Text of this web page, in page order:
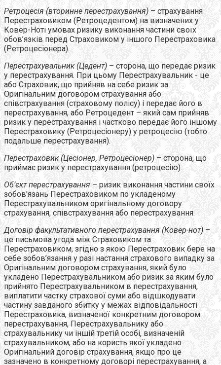
Ретроцесія (вторинне перестрахування) – страхування
Перестраховиком (Ретроцедентом) на визначених у
Ковер-Ноті умовах ризику виконання частини своїх
обов’язків перед Страховиком у іншого Перестраховика
(Ретроцесіонера).
Перестрахувальник (Цедент) – сторона, що передає ризик
у перестрахування. При цьому Перестрахувальник - це
або Страховик, що прийняв на себе ризик за
Оригінальним договором страхування або
співстрахування (страховому полісу) і передає його в
перестрахування, або Ретроцедент – який сам прийняв
ризик у перестрахування і частково передає його іншому
Перестраховику (Ретроцесіонеру) у ретроцесію (тобто
подальше перестрахування).
Перестраховик (Цесіонер, Ретроцесіонер) – сторона, що
приймає ризик у перестрахування (ретроцесію).
Об’єкт перестрахування – ризик виконання частини своїх
зобов'язань Перестраховиком по укладеному
Перестрахувальником оригінальному договору
страхування, співстрахування або перестрахування.
Договір факультативного перестрахування (Ковер-нот) –
це письмова угода між Страховиком та
Перестраховиком, згідно з якою Перестраховик бере на
себе зобов’язання у разі настання страхового випадку за
Оригінальним договором страхування, який було
укладено Перестрахувальником або ризик за яким було
прийнято Перестрахувальником в перестрахування,
виплатити частку страхової суми або відшкодувати
частину завданого збитку у межах відповідальності
Перестраховика, визначеної конкретним договором
перестрахування, Перестрахувальнику або
страхувальнику чи іншій третій особі, визначеній
страхувальником, або на користь якої укладено
Оригінальний договір страхування, якщо про це
зазначено в конкретному договорі перестрахування, а